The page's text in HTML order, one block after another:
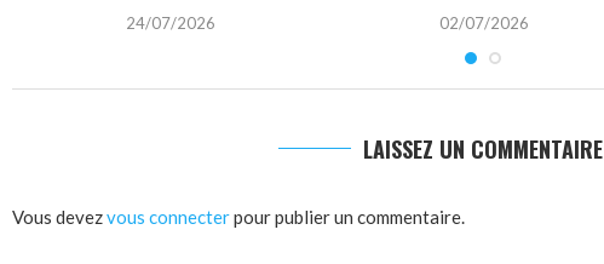
24/07/2026 02/07/2026
LAISSEZ UN COMMENTAIRE
Vous devezvous connecterpour publier un commentaire.